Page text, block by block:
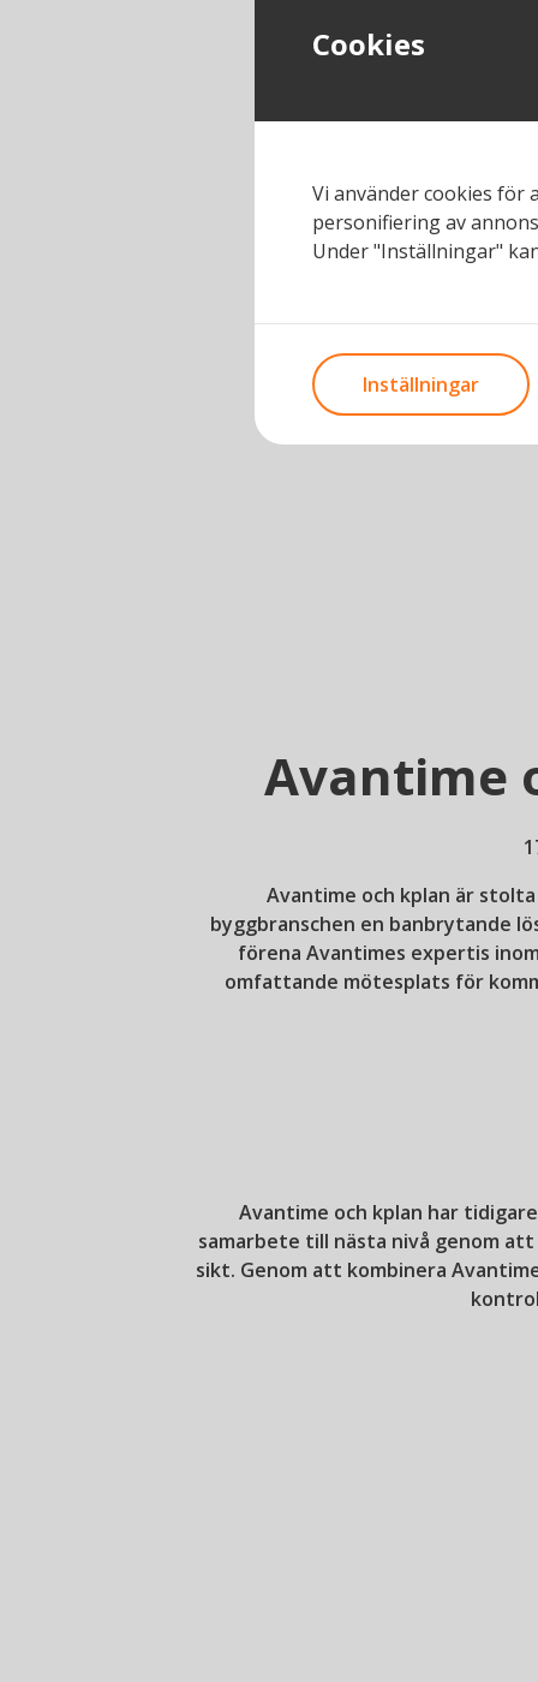
Avantime
Avantime och kplan är
byggbranschen en banbrytande
förena Avantimes expertis
omfattande mötesplats för
Avantime och kplan har
samarbete till nästa nivå genom
sikt. Genom att kombinera
Cookies
Vi använder cookies för
personifiering av
Under "Inställningar"
Inställningar